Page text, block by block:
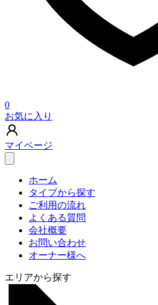
0
お気に入り
マイページ
ホーム
タイプから探す
ご利用の流れ
よくある質問
会社概要
お問い合わせ
オーナー様へ
エリアから探す